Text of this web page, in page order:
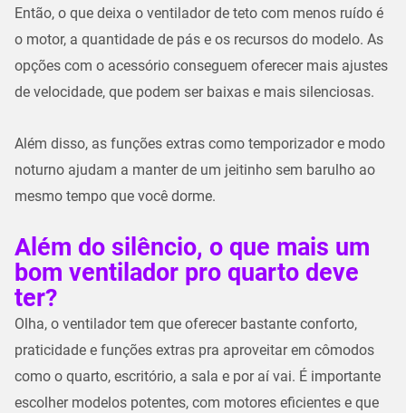
Então, o que deixa o ventilador de teto com menos ruído é
o motor, a quantidade de pás e os recursos do modelo. As
opções com o acessório conseguem oferecer mais ajustes
de velocidade, que podem ser baixas e mais silenciosas.
Além disso, as funções extras como temporizador e modo
noturno ajudam a manter de um jeitinho sem barulho ao
mesmo tempo que você dorme.
Além do silêncio, o que mais um
bom ventilador pro quarto deve
ter?
Olha, o ventilador tem que oferecer bastante conforto,
praticidade e funções extras pra aproveitar em cômodos
como o quarto, escritório, a sala e por aí vai. É importante
escolher modelos potentes, com motores eficientes e que